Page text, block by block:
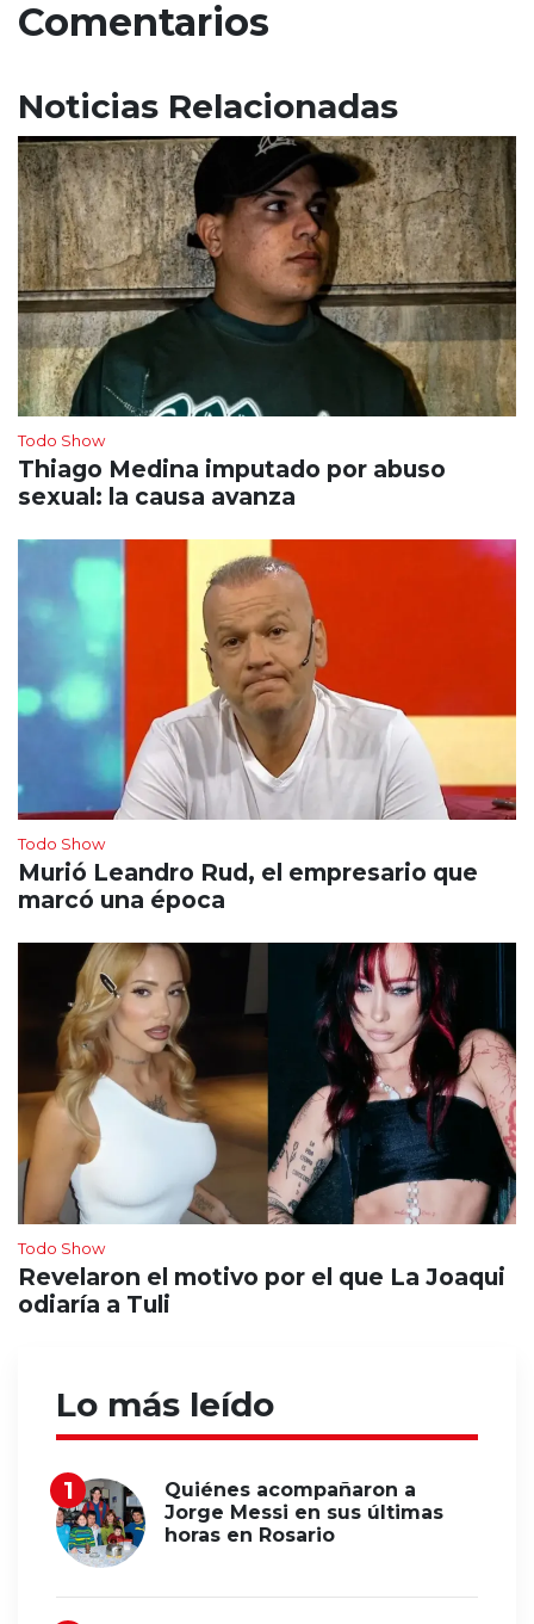
Comentarios
Noticias Relacionadas
Todo Show
Thiago Medina imputado por abuso
sexual: la causa avanza
Todo Show
Murió Leandro Rud, el empresario que
marcó una época
Todo Show
Revelaron el motivo por el que La Joaqui
odiaría a Tuli
Lo más leído
Quiénes acompañaron a
Jorge Messi en sus últimas
horas en Rosario